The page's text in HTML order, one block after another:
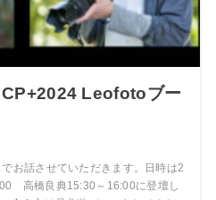
Leofotoブー
お話させていただきます。日時は2
高橋良典15:30～16:00に登壇し